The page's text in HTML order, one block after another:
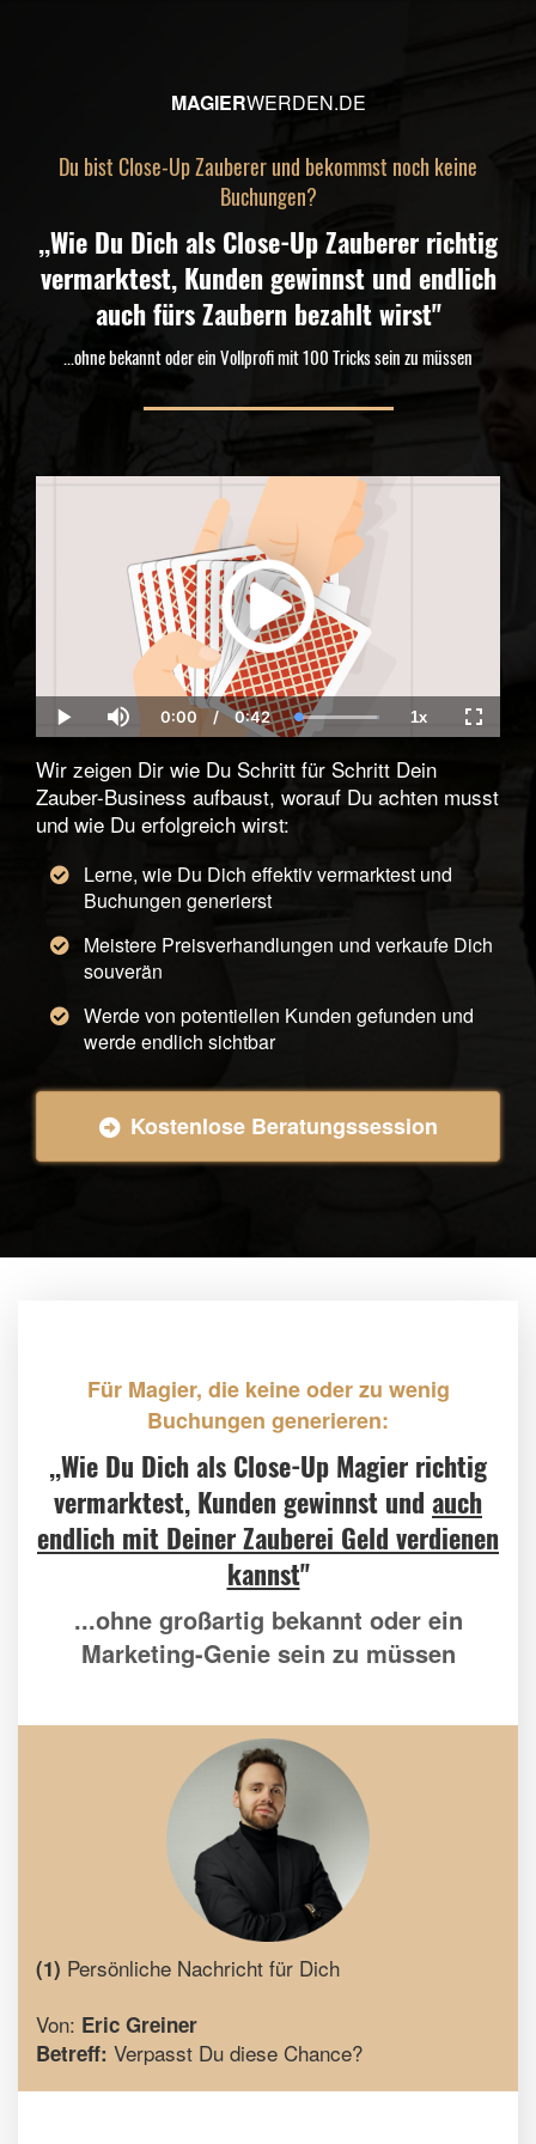
MAGIERWERDEN.DE
Du bist Close-Up Zauberer und bekommst noch keine
Buchungen?
,,Wie Du Dich als Close-Up Zauberer richtig
vermarktest, Kunden gewinnst und endlich
auch fürs Zaubern bezahlt wirst"
...ohne bekannt oder ein Vollprofi mit 100 Tricks sein zu müssen
Play Mute
Current
Time
0:00 / Duration
0:42 Loaded
100.00%
1xPlayback
Rate
Wir zeigen Dir wie Du Schritt für Schritt Dein
Zauber-Business aufbaust, worauf Du achten musst
und wie Du erfolgreich wirst:
Lerne, wie Du Dich effektiv vermarktest und
Buchungen generierst
Meistere Preisverhandlungen und verkaufe Dich
souverän
Werde von potentiellen Kunden gefunden und
werde endlich sichtbar
Kostenlose Beratungssession
Für Magier, die keine oder zu wenig
Buchungen generieren:
,,Wie Du Dich als Close-Up Magier richtig
vermarktest, Kunden gewinnst und auch
endlich mit Deiner Zauberei Geld verdienen
kannst"
...ohne großartig bekannt oder ein
Marketing-Genie sein zu müssen
(1) Persönliche Nachricht für Dich
Von: Eric Greiner
Betreff: Verpasst Du diese Chance?